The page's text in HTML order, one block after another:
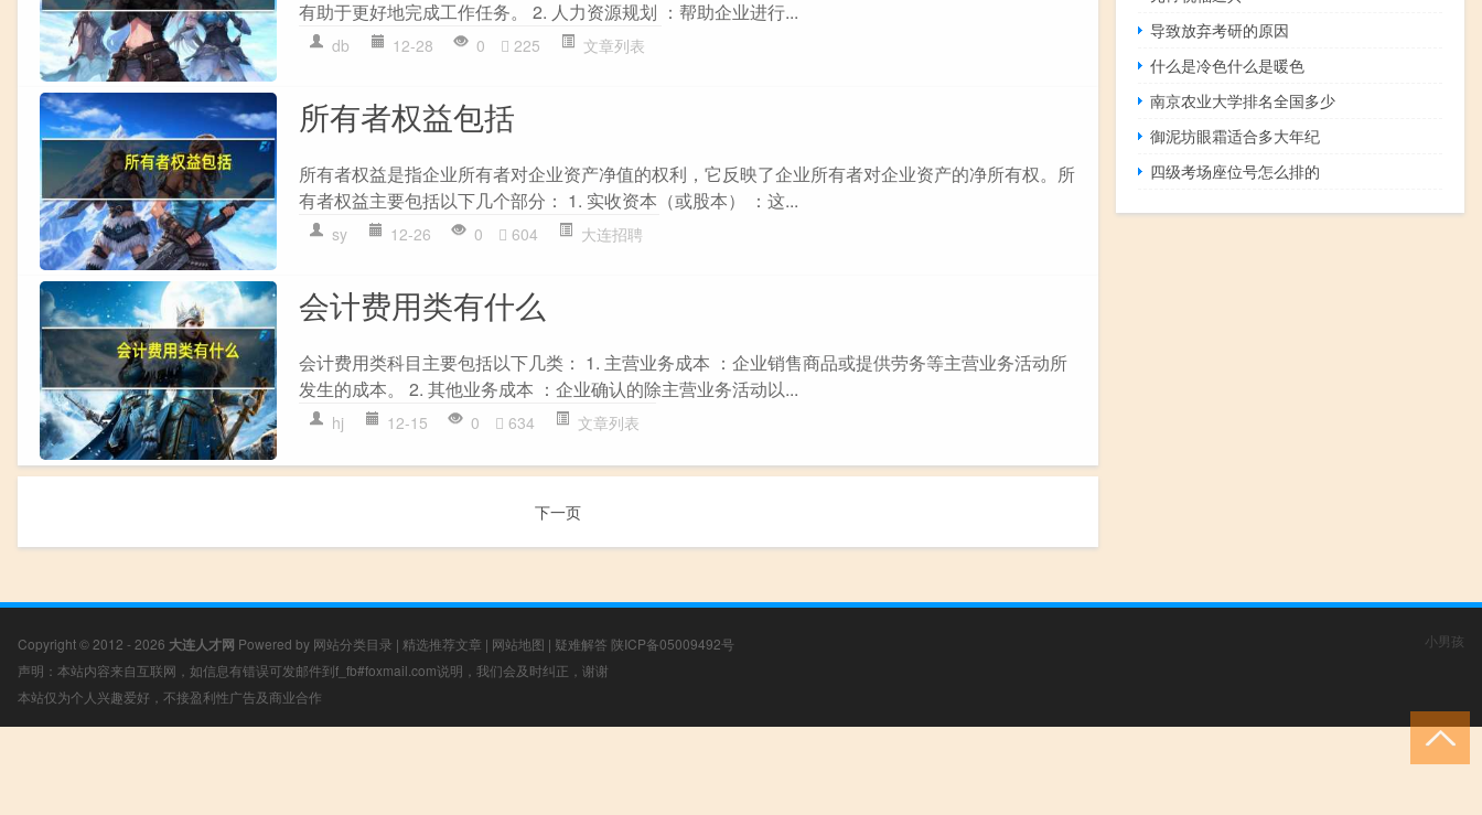
有助于更好地完成工作任务。 2. 人力资源规划 ：帮助企业进行...
db 12-28 0 225 文章列表
所有者权益包括
所有者权益是指企业所有者对企业资产净值的权利，它反映了企业所有者对企业资产的净所有权。所
有者权益主要包括以下几个部分： 1. 实收资本（或股本） ：这...
sy 12-26 0 604 大连招聘
会计费用类有什么
会计费用类科目主要包括以下几类： 1. 主营业务成本 ：企业销售商品或提供劳务等主营业务活动所
发生的成本。 2. 其他业务成本 ：企业确认的除主营业务活动以...
hj 12-15 0 634 文章列表
下一页
导致放弃考研的原因
什么是冷色什么是暖色
南京农业大学排名全国多少
御泥坊眼霜适合多大年纪
四级考场座位号怎么排的
Copyright © 2012 - 2026 大连人才网 Powered by 网站分类目录 | 精选推荐文章 | 网站地图 | 疑难解答 陕ICP备05009492号
声明：本站内容来自互联网，如信息有错误可发邮件到f_fb#foxmail.com说明，我们会及时纠正，谢谢
本站仅为个人兴趣爱好，不接盈利性广告及商业合作
小男孩